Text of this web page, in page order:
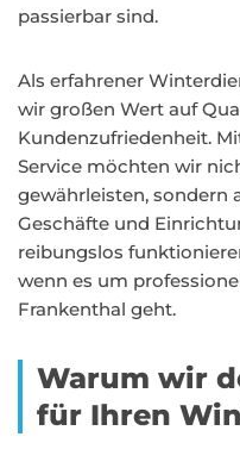
passierbar sind.
Als erfahrener
wir großen Wert auf
Kundenzufriedenheit.
Service möchten wir
gewährleisten, sondern
Geschäfte und
reibungslos
wenn es um
Frankenthal geht.
Warum wir
für Ihren